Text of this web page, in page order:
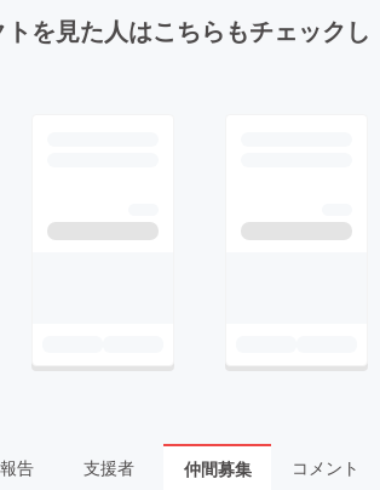
を見た人はこちらもチェックし
告 支援者 仲間募集 コメント